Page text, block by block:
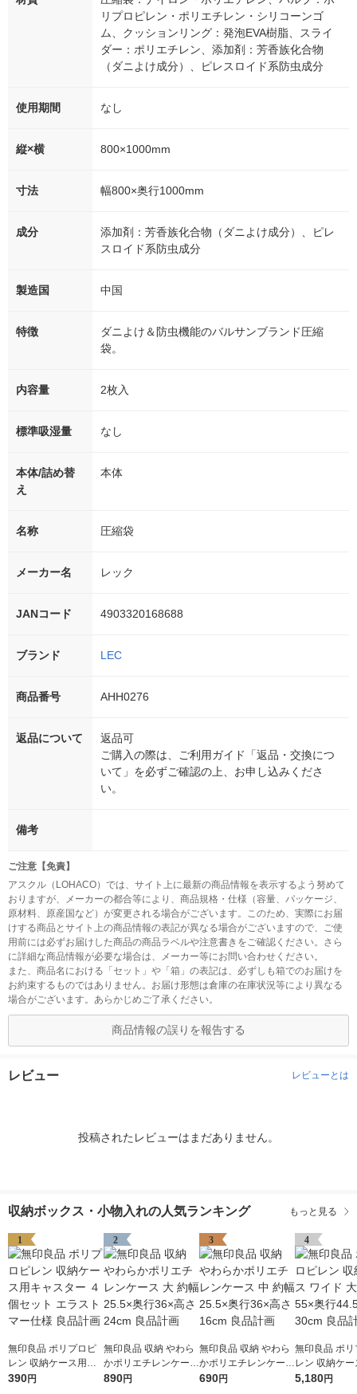
リプロピレン・ポリエチレン・シリコーンゴ
ム、クッションリング：発泡EVA樹脂、スライ
ダー：ポリエチレン、添加剤：芳香族化合物
（ダニよけ成分）、ピレスロイド系防虫成分
使用期間 なし
縦×横 800×1000mm
寸法 幅800×奥行1000mm
成分
添加剤：芳香族化合物（ダニよけ成分）、ピレ
スロイド系防虫成分
製造国 中国
特徴
ダニよけ＆防虫機能のバルサンブランド圧縮
袋。
内容量 2枚入
標準吸湿量 なし
本体/詰め替
え
本体
名称 圧縮袋
メーカー名 レック
JANコード 4903320168688
ブランド LEC
商品番号 AHH0276
返品について
返品可
ご購入の際は、ご利用ガイド「返品・交換につ
いて」を必ずご確認の上、お申し込みくださ
い。
備考
ご注意【免責】
アスクル（LOHACO）では、サイト上に最新の商品情報を表示するよう努めて
おりますが、メーカーの都合等により、商品規格・仕様（容量、パッケージ、
原材料、原産国など）が変更される場合がございます。このため、実際にお届
けする商品とサイト上の商品情報の表記が異なる場合がございますので、ご使
用前には必ずお届けした商品の商品ラベルや注意書きをご確認ください。さら
に詳細な商品情報が必要な場合は、メーカー等にお問い合わせください。
また、商品名における「セット」や「箱」の表記は、必ずしも箱でのお届けを
お約束するものではありません。お届け形態は倉庫の在庫状況等により異なる
場合がございます。あらかじめご了承ください。
商品情報の誤りを報告する
レビュー レビューとは
投稿されたレビューはまだありません。
収納ボックス・小物入れの人気ランキング もっと見る
1
無印良品 ポリプロピ
レン 収納ケース用キ
ャスター ４個セット
390円
2
無印良品 収納 やわら
かポリエチレンケース
大 約幅25.5×奥行36×
890円
3
無印良品 収納 やわら
かポリエチレンケース
中 約幅25.5×奥行36×
690円
4
無印良品 ポリ
レン 収納ケ
ド 大 約幅55×奥行44.
5,180円